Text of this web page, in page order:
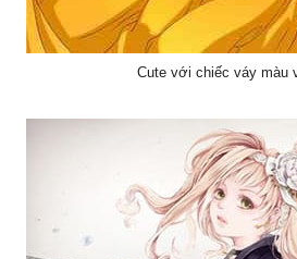
Cute với chiếc váy màu